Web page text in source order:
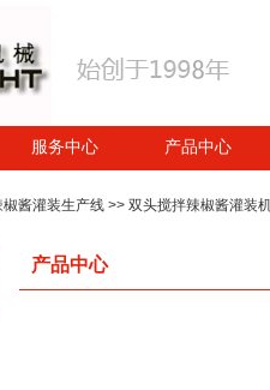
服务中心 产品中心
椒酱灌装生产线 >> 双头搅拌辣椒酱灌装
产品中心